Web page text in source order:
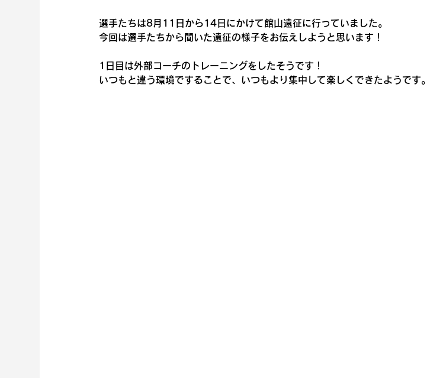
選手たちは8月11日から14日にかけて館山遠征に行っていました。
今回は選手たちから聞いた遠征の様子をお伝えしようと思います！
1日目は外部コーチのトレーニングをしたそうです！
いつもと違う環境ですることで、いつもより集中して楽しくできたようです。